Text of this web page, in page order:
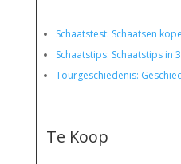
Schaatstest: Schaatsen
Schaatstips: Schaatstips in
Tourgeschiedenis:
Te Koop